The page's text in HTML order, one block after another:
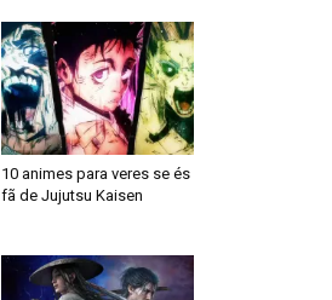
10 animes para veres se és
fã de Jujutsu Kaisen